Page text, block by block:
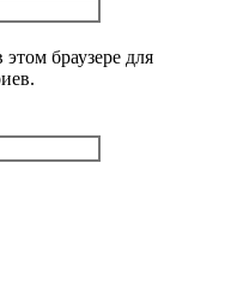
браузере для